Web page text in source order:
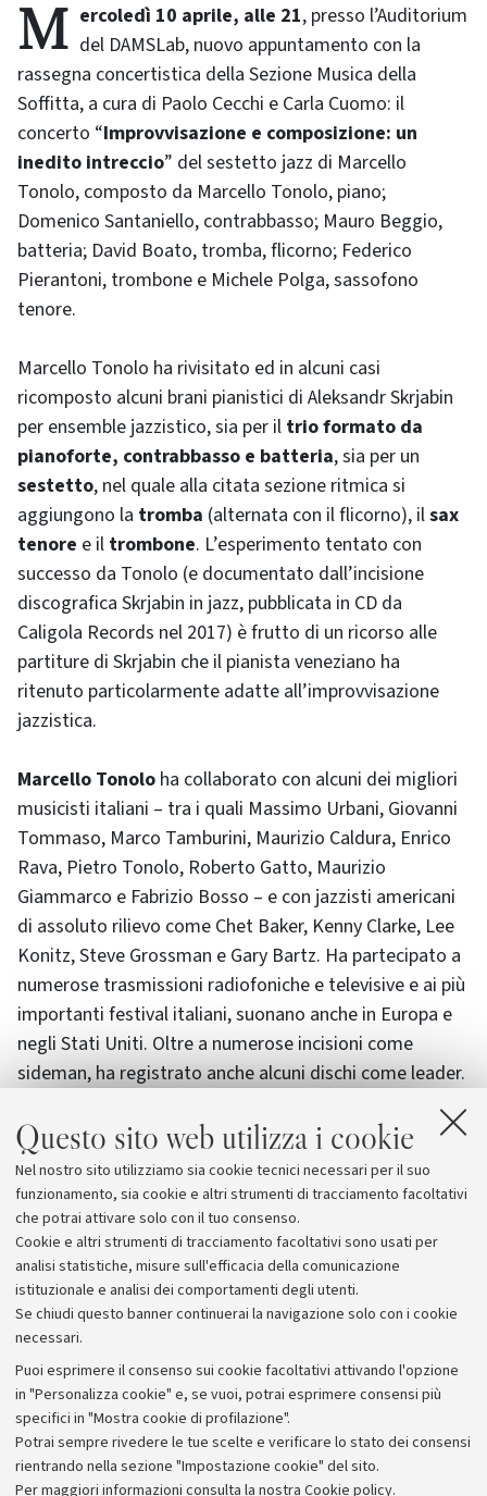
Questo sito web utilizza i cookie
Nel nostro sito utilizziamo sia cookie tecnici necessari per il suo
funzionamento, sia cookie e altri strumenti di tracciamento facoltativi
che potrai attivare solo con il tuo consenso.
Cookie e altri strumenti di tracciamento facoltativi sono usati per
analisi statistiche, misure sull'efficacia della comunicazione
istituzionale e analisi dei comportamenti degli utenti.
Se chiudi questo banner continuerai la navigazione solo con i cookie
necessari.
Puoi esprimere il consenso sui cookie facoltativi attivando l'opzione
in "Personalizza cookie" e, se vuoi, potrai esprimere consensi più
specifici in "Mostra cookie di profilazione".
Potrai sempre rivedere le tue scelte e verificare lo stato dei consensi
rientrando nella sezione "Impostazione cookie" del sito.
Per maggiori informazioni consulta la nostra Cookie policy.
Mercoledì 10 aprile, alle 21, presso l’Auditorium
del DAMSLab, nuovo appuntamento con la
rassegna concertistica della Sezione Musica della
Soffitta, a cura di Paolo Cecchi e Carla Cuomo: il
concerto “Improvvisazione e composizione: un
inedito intreccio” del sestetto jazz di Marcello
Tonolo, composto da Marcello Tonolo, piano;
Domenico Santaniello, contrabbasso; Mauro Beggio,
batteria; David Boato, tromba, flicorno; Federico
Pierantoni, trombone e Michele Polga, sassofono
tenore.
Marcello Tonolo ha rivisitato ed in alcuni casi
ricomposto alcuni brani pianistici di Aleksandr Skrjabin
per ensemble jazzistico, sia per il trio formato da
pianoforte, contrabbasso e batteria, sia per un
sestetto, nel quale alla citata sezione ritmica si
aggiungono la tromba (alternata con il flicorno), ilsax
tenore e il trombone. L’esperimento tentato con
successo da Tonolo (e documentato dall’incisione
discografica Skrjabin in jazz, pubblicata in CD da
Caligola Records nel 2017) è frutto di un ricorso alle
partiture di Skrjabin che il pianista veneziano ha
ritenuto particolarmente adatte all’improvvisazione
jazzistica.
Marcello Tonolo ha collaborato con alcuni dei migliori
musicisti italiani – tra i quali Massimo Urbani, Giovanni
Tommaso, Marco Tamburini, Maurizio Caldura, Enrico
Rava, Pietro Tonolo, Roberto Gatto, Maurizio
Giammarco e Fabrizio Bosso – e con jazzisti americani
di assoluto rilievo come Chet Baker, Kenny Clarke, Lee
Konitz, Steve Grossman e Gary Bartz. Ha partecipato a
numerose trasmissioni radiofoniche e televisive e ai più
importanti festival italiani, suonano anche in Europa e
negli Stati Uniti. Oltre a numerose incisioni come
sideman, ha registrato anche alcuni dischi come leader.
Attualmente insegna pianoforte Jazz al Conservatorio
di Padova.
Il concerto è ad ingresso libero con ritiro del coupon a
partire dalle ore 20.
Archivio
Comunicati stampa
Redazione
Rassegna stampa